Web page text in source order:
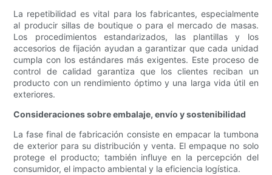
La repetibilidad es vital para los fabricantes, especialmente
al producir sillas de boutique o para el mercado de masas.
Los procedimientos estandarizados, las plantillas y los
accesorios de fijación ayudan a garantizar que cada unidad
cumpla con los estándares más exigentes. Este proceso de
control de calidad garantiza que los clientes reciban un
producto con un rendimiento óptimo y una larga vida útil en
exteriores.
Consideraciones sobre embalaje, envío y sostenibilidad
La fase final de fabricación consiste en empacar la tumbona
de exterior para su distribución y venta. El empaque no solo
protege el producto; también influye en la percepción del
consumidor, el impacto ambiental y la eficiencia logística.